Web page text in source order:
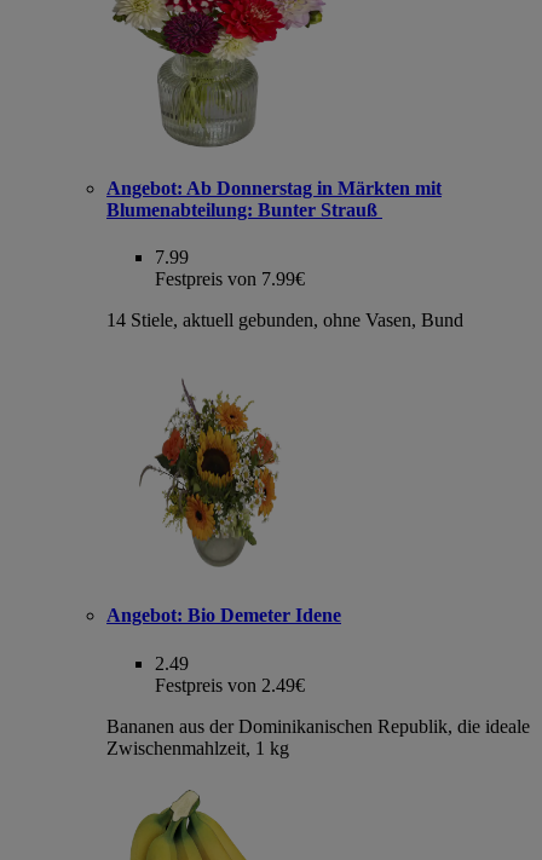
Angebot: Ab Donnerstag in Märkten mit
Blumenabteilung: Bunter Strauß
7.99
Festpreis von 7.99€
14 Stiele, aktuell gebunden, ohne Vasen, Bund
Angebot: Bio Demeter Idene
2.49
Festpreis von 2.49€
Bananen aus der Dominikanischen Republik, die ideale
Zwischenmahlzeit, 1 kg